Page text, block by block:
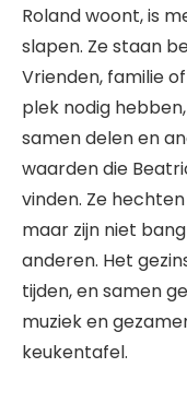
Roland woont, is
slapen. Ze staan
Vrienden, familie
plek nodig
samen delen en
waarden die
vinden. Ze
maar zijn niet
anderen. Het
tijden, en samen
muziek en
keukentafel.